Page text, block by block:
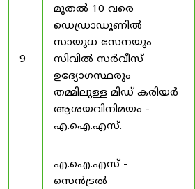
9
മുതൽ 10 വരെ
ഡെഡ്രാഡൂണിൽ
സായുധ സേനയും
സിവിൽ സർവീസ്
ഉദ്യോഗസ്ഥരും
തമ്മിലുള്ള മിഡ് കരിയർ
ആശയവിനിമയം -
എ.ഐ.എസ്.
എ.ഐ.എസ് -
സെൻട്രൽ